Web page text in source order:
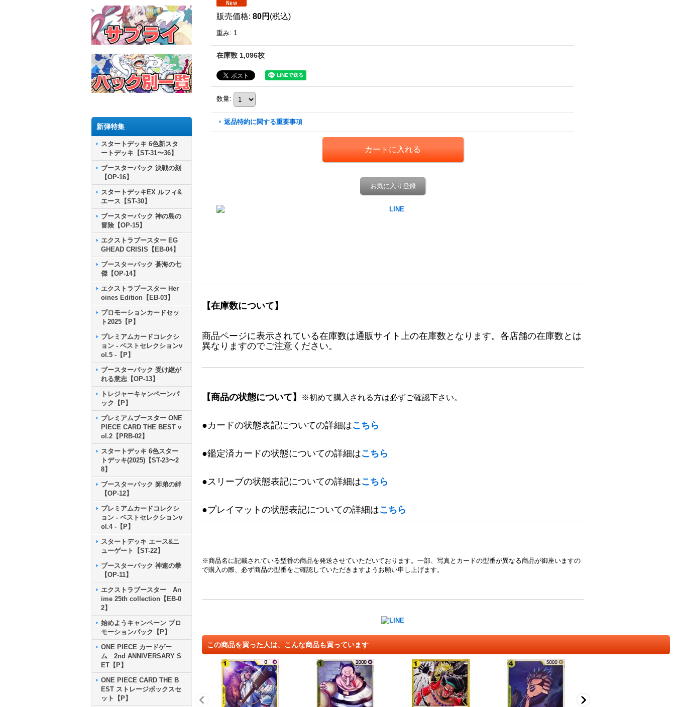
新弾特集
スタートデッキ 6色新スタ
ートデッキ【ST-31〜36】
ブースターパック 決戦の刻
【OP-16】
スタートデッキEX ルフィ&
エース【ST-30】
ブースターパック 神の島の
冒険【OP-15】
エクストラブースター EG
GHEAD CRISIS【EB-04】
ブースターパック 蒼海の七
傑【OP-14】
エクストラブースター Her
oines Edition【EB-03】
プロモーションカードセッ
ト2025【P】
プレミアムカードコレクシ
ョン - ベストセレクションv
ol.5 -【P】
ブースターパック 受け継が
れる意志【OP-13】
トレジャーキャンペーンパ
ック【P】
プレミアムブースター ONE
PIECE CARD THE BEST v
ol.2【PRB-02】
スタートデッキ 6色スター
トデッキ(2025)【ST-23〜2
8】
ブースターパック 師弟の絆
【OP-12】
プレミアムカードコレクシ
ョン - ベストセレクションv
ol.4 -【P】
スタートデッキ エース&ニ
ューゲート【ST-22】
ブースターパック 神速の拳
【OP-11】
エクストラブースター An
ime 25th collection【EB-0
2】
始めようキャンペーン プロ
モーションパック【P】
ONE PIECE カードゲー
ム 2nd ANNIVERSARY S
ET【P】
ONE PIECE CARD THE B
EST ストレージボックスセ
ット【P】
販売価格: 80円 (税込)
重み: 1
在庫数 1,096枚
数量:
返品特約に関する重要事項
お気に入り登録
【在庫数について】
商品ページに表示されている在庫数は通販サイト上の在庫数となります。各店舗の在庫数とは
異なりますのでご注意ください。
【商品の状態について】 ※初めて購入される方は必ずご確認下さい。
●カードの状態表記についての詳細はこちら
●鑑定済カードの状態についての詳細はこちら
●スリーブの状態表記についての詳細はこちら
●プレイマットの状態表記についての詳細はこちら
※商品名に記載されている型番の商品を発送させていただいております。一部、写真とカードの型番が異なる商品が御座いますの
で購入の際、必ず商品の型番をご確認していただきますようお願い申し上げます。
この商品を買った人は、こんな商品も買っています